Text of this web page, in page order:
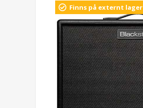
Finns på externt lager